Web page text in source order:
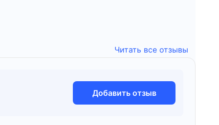
Читать все отзывы
Добавить отзыв